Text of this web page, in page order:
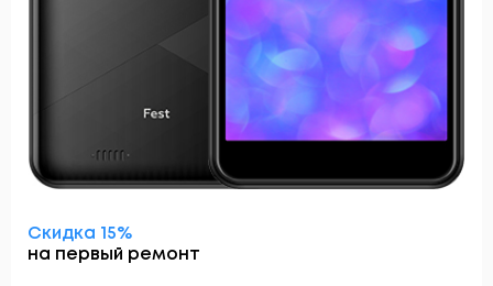
Скидка 15%
на первый ремонт